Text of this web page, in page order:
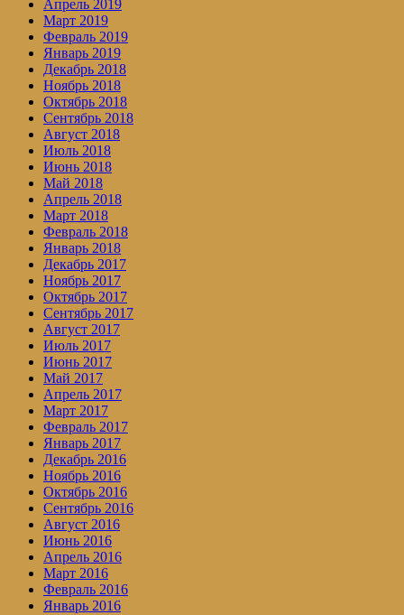
Апрель 2019
Март 2019
Февраль 2019
Январь 2019
Декабрь 2018
Ноябрь 2018
Октябрь 2018
Сентябрь 2018
Август 2018
Июль 2018
Июнь 2018
Май 2018
Апрель 2018
Март 2018
Февраль 2018
Январь 2018
Декабрь 2017
Ноябрь 2017
Октябрь 2017
Сентябрь 2017
Август 2017
Июль 2017
Июнь 2017
Май 2017
Апрель 2017
Март 2017
Февраль 2017
Январь 2017
Декабрь 2016
Ноябрь 2016
Октябрь 2016
Сентябрь 2016
Август 2016
Июнь 2016
Апрель 2016
Март 2016
Февраль 2016
Январь 2016